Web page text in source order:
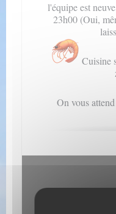
l'équipe est
23h00 (Oui,
Cuisine
On vous